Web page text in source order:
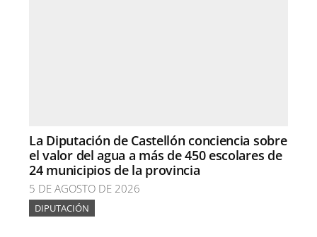
La Diputación de Castellón conciencia sobre
el valor del agua a más de 450 escolares de
24 municipios de la provincia
5 DE AGOSTO DE 2026
DIPUTACIÓN